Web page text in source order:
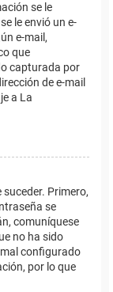
se le
le envió un e-
e-mail,
que
capturada por
de e-mail
a La
Primero,
se
comuníquese
no ha sido
configurado
por lo que